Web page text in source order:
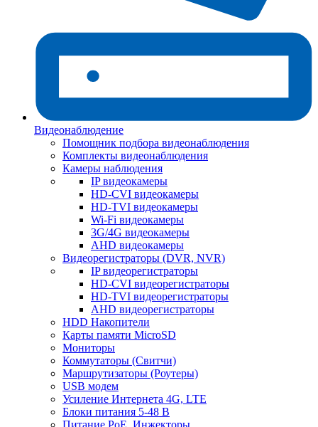
Видеонаблюдение
Помощник подбора видеонаблюдения
Комплекты видеонаблюдения
Камеры наблюдения
IP видеокамеры
HD-CVI видеокамеры
HD-TVI видеокамеры
Wi-Fi видеокамеры
3G/4G видеокамеры
AHD видеокамеры
Видеорегистраторы (DVR, NVR)
IP видеорегистраторы
HD-CVI видеорегистраторы
HD-TVI видеорегистраторы
AHD видеорегистраторы
HDD Накопители
Карты памяти MicroSD
Мониторы
Коммутаторы (Свитчи)
Маршрутизаторы (Роутеры)
USB модем
Усиление Интернета 4G, LTE
Блоки питания 5-48 В